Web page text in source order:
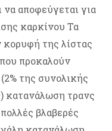
να αποφεύγεται για
καρκίνου Τα
κορυφή της λίστας
προκαλούν
της συνολικής
κατανάλωση τρανς
βλαβερές